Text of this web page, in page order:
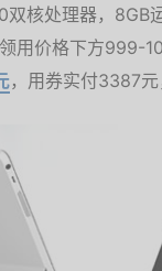
核处理器，8GB
用价格下方999-
，用券实付3387